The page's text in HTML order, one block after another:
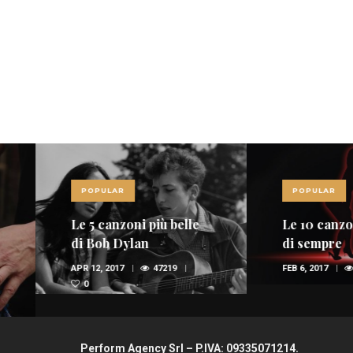
POPULAR
Le 5 canzoni più belle
di Bob Dylan
APR 12, 2017
47219
0
POPULAR
Le 10 canzoni
di sempre
FEB 6, 2017 36945
Perform Agency Srl – P.IVA: 09335071214.